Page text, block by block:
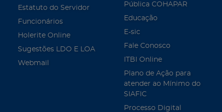
Estatuto do Servidor
Funcionários
Holerite Online
Sugestões LDO E LOA
Webmail
Pública COHAPAR
Educação
E-sic
Fale Conosco
ITBI Online
Plano de Ação para
atender ao Mínimo do
SIAFIC
Processo Digital